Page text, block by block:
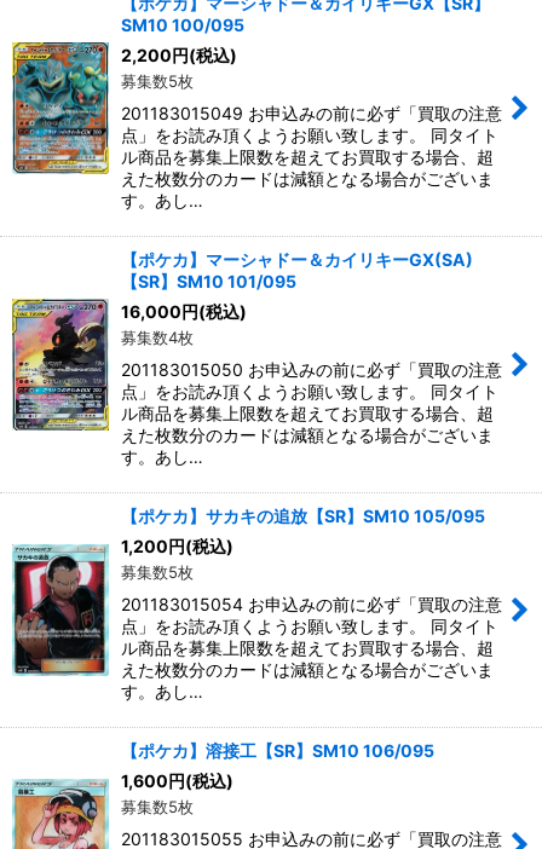
SM10 100/095
2,200円(税込)
募集数5枚
201183015049 お申込みの前に必ず「買取の注意
点」をお読み頂くようお願い致します。 同タイト
ル商品を募集上限数を超えてお買取する場合、超
えた枚数分のカードは減額となる場合がございま
す。あし…
【ポケカ】マーシャドー＆カイリキーGX(SA)
【SR】SM10 101/095
16,000円(税込)
募集数4枚
201183015050 お申込みの前に必ず「買取の注意
点」をお読み頂くようお願い致します。 同タイト
ル商品を募集上限数を超えてお買取する場合、超
えた枚数分のカードは減額となる場合がございま
す。あし…
【ポケカ】サカキの追放【SR】SM10 105/095
1,200円(税込)
募集数5枚
201183015054 お申込みの前に必ず「買取の注意
点」をお読み頂くようお願い致します。 同タイト
ル商品を募集上限数を超えてお買取する場合、超
えた枚数分のカードは減額となる場合がございま
す。あし…
【ポケカ】溶接工【SR】SM10 106/095
1,600円(税込)
募集数5枚
201183015055 お申込みの前に必ず「買取の注意